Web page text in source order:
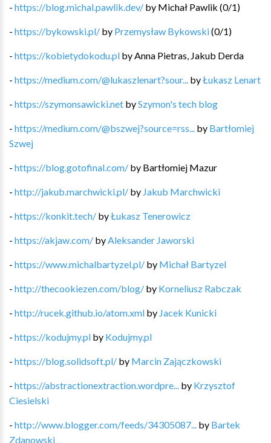
- https://blog.michal.pawlik.dev/ by Michał Pawlik (0/1)
- https://bykowski.pl/ by Przemysław Bykowski(0/1)
- https://kobietydokodu.pl by Anna Pietras, Jakub Derda
- https://medium.com/@lukaszlenart?sour... byŁukasz Lenart
- https://szymonsawicki.net bySzymon's tech blog
- https://medium.com/@bszwej?source=rss... by Bartłomiej
Szwej
- https://blog.gotofinal.com/ by Bartłomiej Mazur
- http://jakub.marchwicki.pl/ by Jakub Marchwicki
- https://konkit.tech/ byŁukasz Tenerowicz
- https://akjaw.com/ by Aleksander Jaworski
- https://www.michalbartyzel.pl/ by Michał Bartyzel
- http://thecookiezen.com/blog/ by Korneliusz Rabczak
- http://rucek.github.io/atom.xml by Jacek Kunicki
- https://kodujmy.pl by Kodujmy.pl
- https://blog.solidsoft.pl/ by Marcin Zajączkowski
- https://abstractionextraction.wordpre... by Krzysztof
Ciesielski
- http://www.blogger.com/feeds/34305087... by Bartek
Zdanowski